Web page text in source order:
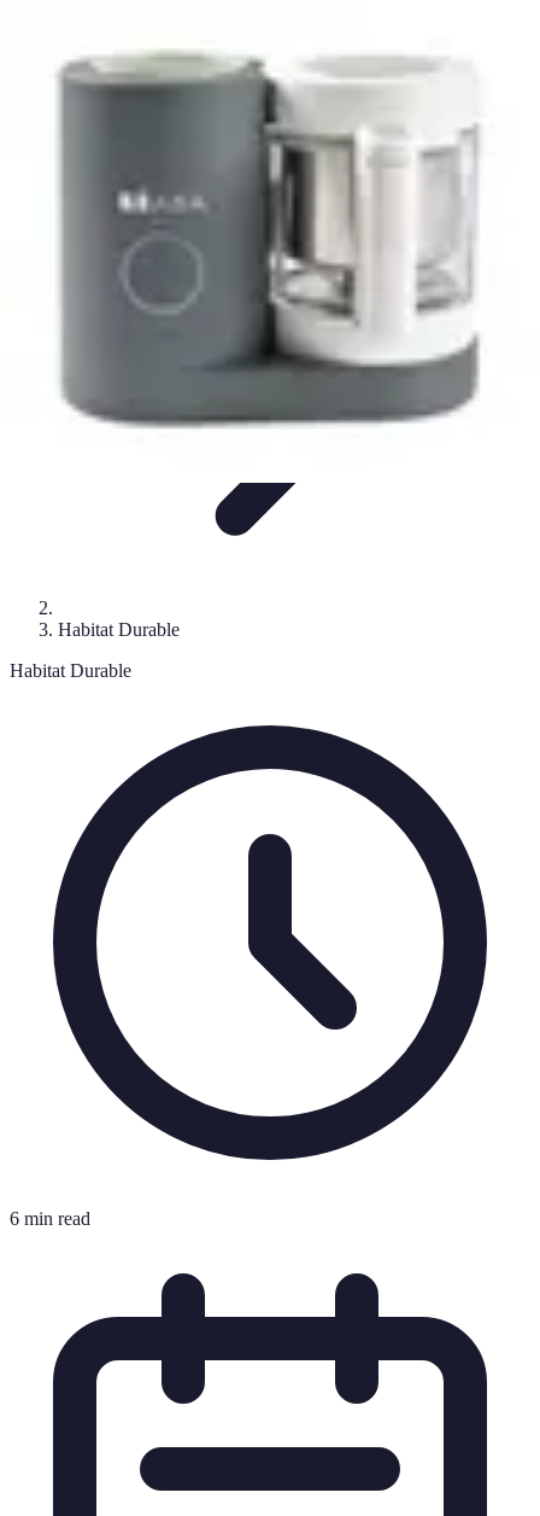
Jardinage Durable Engagement citoyen
Habitat Durable
Habitat Durable
6 min read